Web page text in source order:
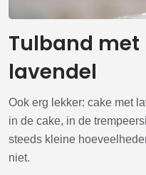
Tulband met
lavendel
Ook erg lekker: cake met
in de cake, in de
steeds kleine
niet.